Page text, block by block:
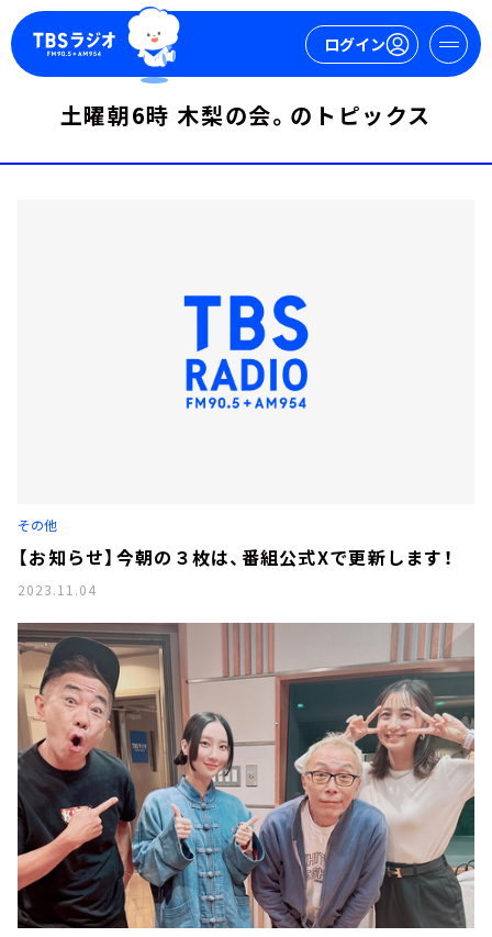
ログイン
YouTube
会社情報
土曜朝6時 木梨の会。のトピックス
その他
【お知らせ】今朝の３枚は、番組公式Xで更新します！
2023.11.04